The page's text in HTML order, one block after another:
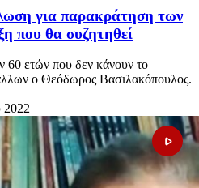
για παρακράτηση των
που θα συζητηθεί
60 ετών που δεν κάνουν το
ο Θεόδωρος Βασιλακόπουλος.
2022